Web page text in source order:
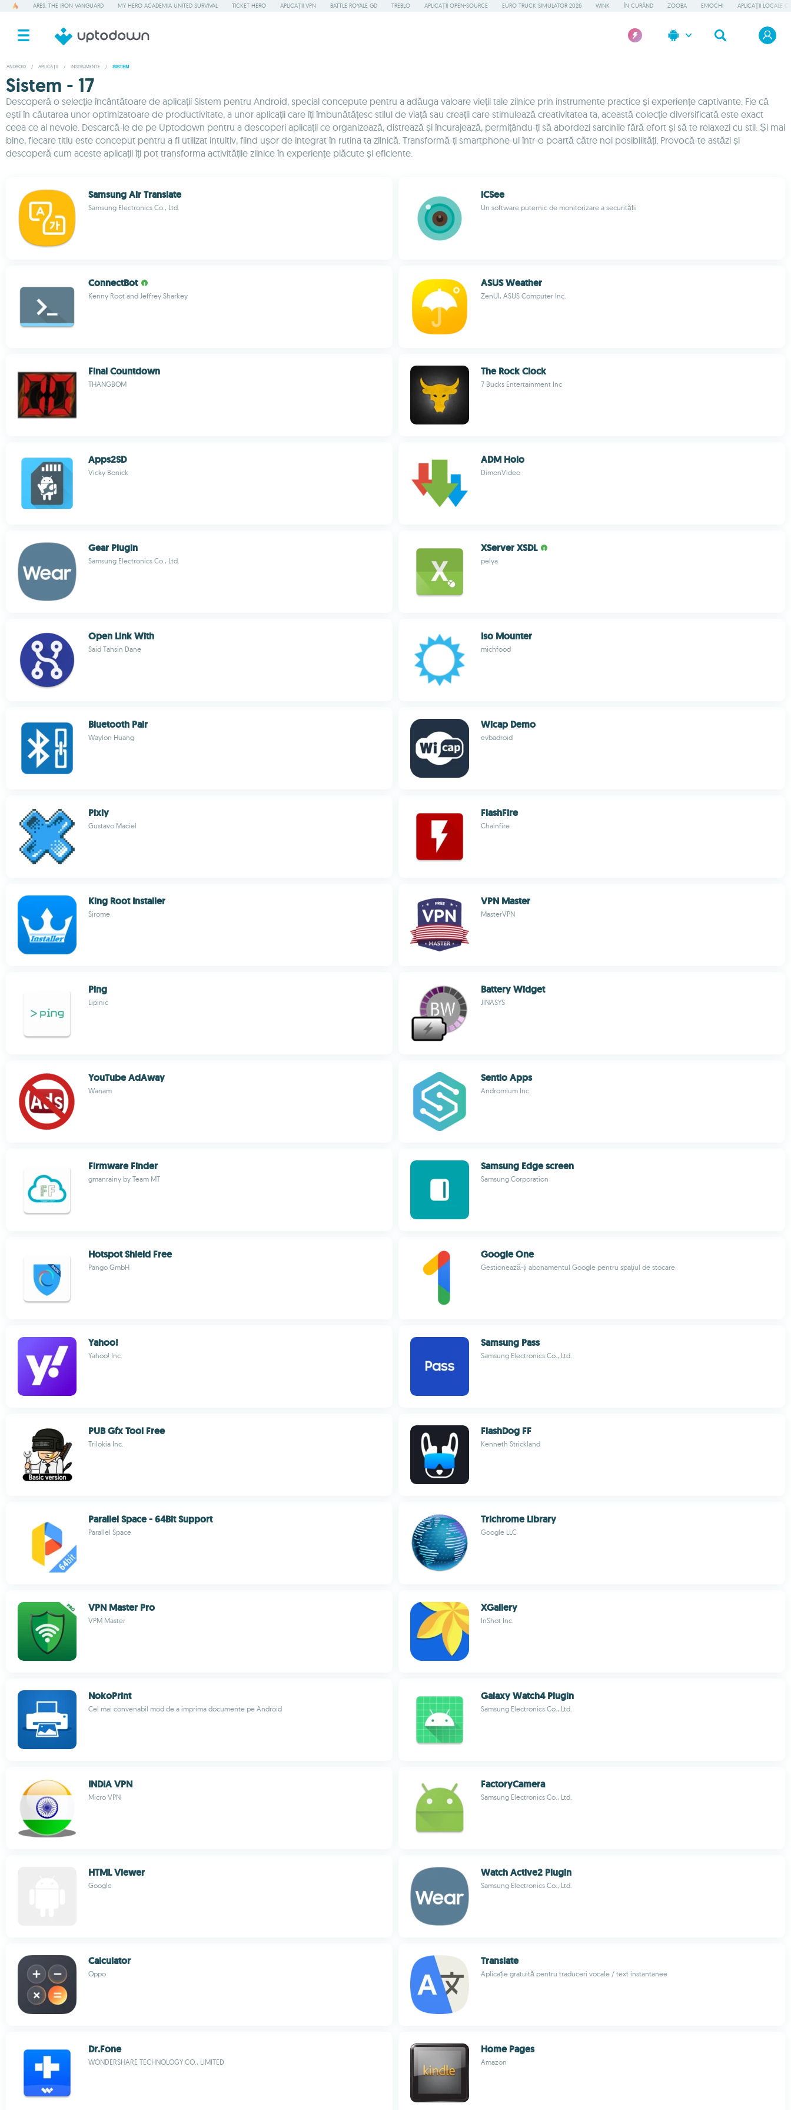
ARES: THE IRON VANGUARD MY HERO ACADEMIA UNITED SURVIVAL TICKET HERO APLICAȚII VPN BATTLE ROYALE GD TREBLO APLICAȚII OPEN-SOURCE EURO TRUCK SIMULATOR 2026 WINK ÎN CURÂND ZOOBA EMOCHI APLICAȚII LOCALE
ANDROID / APLICAȚII / INSTRUMENTE / SISTEM
Sistem - 17
Descoperă o selecție încântătoare de aplicații Sistem pentru Android, special concepute pentru a adăuga valoare vieții tale zilnice prin instrumente practice și experiențe captivante. Fie că
ești în căutarea unor optimizatoare de productivitate, a unor aplicații care îți îmbunătățesc stilul de viață sau creații care stimulează creativitatea ta, această colecție diversificată este exact
ceea ce ai nevoie. Descarcă-le de pe Uptodown pentru a descoperi aplicații ce organizează, distrează și încurajează, permițându-ți să abordezi sarcinile fără efort și să te relaxezi cu stil. Și mai
bine, fiecare titlu este conceput pentru a fi utilizat intuitiv, fiind ușor de integrat în rutina ta zilnică. Transformă-ți smartphone-ul într-o poartă către noi posibilități. Provocă-te astăzi și
descoperă cum aceste aplicații îți pot transforma activitățile zilnice în experiențe plăcute și eficiente.
Samsung Air Translate
Samsung Electronics Co., Ltd.
iCSee
Un software puternic de monitorizare a securității
ConnectBot
Kenny Root and Jeffrey Sharkey
ASUS Weather
ZenUI, ASUS Computer Inc.
Final Countdown
THANGBOM
The Rock Clock
7 Bucks Entertainment Inc
Apps2SD
Vicky Bonick
ADM Holo
DimonVideo
Gear Plugin
Samsung Electronics Co., Ltd.
XServer XSDL
pelya
Open Link With
Said Tahsin Dane
Iso Mounter
michfood
Bluetooth Pair
Waylon Huang
Wicap Demo
evbadroid
Pixly
Gustavo Maciel
FlashFire
Chainfire
King Root Installer
Sirome
VPN Master
MasterVPN
Ping
Lipinic
Battery Widget
JINASYS
YouTube AdAway
Wanam
Sentio Apps
Andromium Inc.
Firmware Finder
gmanrainy by Team MT
Samsung Edge screen
Samsung Corporation
Hotspot Shield Free
Pango GmbH
Google One
Gestionează-ți abonamentul Google pentru spațiul de stocare
Yahoo!
Yahoo! Inc.
Samsung Pass
Samsung Electronics Co., Ltd.
PUB Gfx Tool Free
Trilokia Inc.
FlashDog FF
Kenneth Strickland
Parallel Space - 64Bit Support
Parallel Space
Trichrome Library
Google LLC
VPN Master Pro
VPM Master
XGallery
InShot Inc.
NokoPrint
Cel mai convenabil mod de a imprima documente pe Android
Galaxy Watch4 Plugin
Samsung Electronics Co., Ltd.
INDIA VPN
Micro VPN
FactoryCamera
Samsung Electronics Co., Ltd.
HTML Viewer
Google
Watch Active2 Plugin
Samsung Electronics Co., Ltd.
Calculator
Oppo
Translate
Aplicație gratuită pentru traduceri vocale / text instantanee
Dr.Fone
WONDERSHARE TECHNOLOGY CO., LIMITED
Home Pages
Amazon